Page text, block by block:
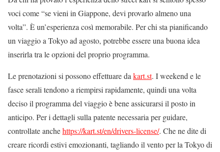
voci come “se vieni in Giappone, devi provarlo almeno una
volta”. È un’esperienza così memorabile. Per chi sta pianificando
un viaggio a Tokyo ad agosto, potrebbe essere una buona idea
inserirla tra le opzioni del proprio programma.
Le prenotazioni si possono effettuare dakart.st. I weekend e le
fasce serali tendono a riempirsi rapidamente, quindi una volta
deciso il programma del viaggio è bene assicurarsi il posto in
anticipo. Per i dettagli sulla patente necessaria per guidare,
controllate anchehttps://kart.st/en/drivers-license/. Che ne dite di
creare ricordi estivi emozionanti, tagliando il vento per la Tokyo di